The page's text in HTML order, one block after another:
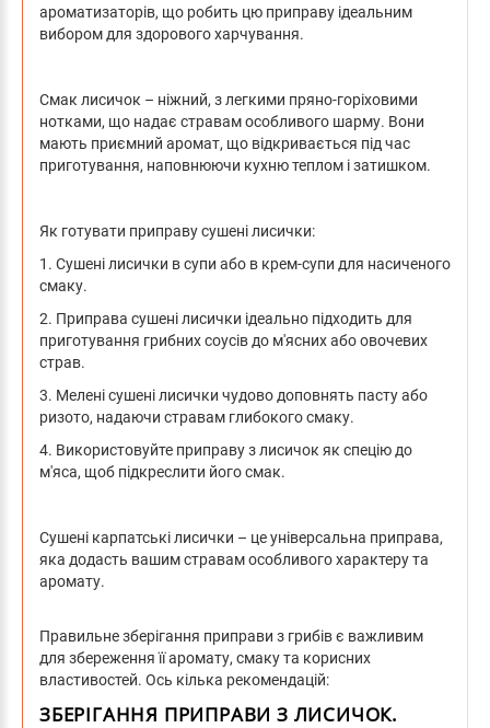
ароматизаторів, що робить цю приправу ідеальним
вибором для здорового харчування.
Смак лисичок – ніжний, з легкими пряно-горіховими
нотками, що надає стравам особливого шарму. Вони
мають приємний аромат, що відкривається під час
приготування, наповнюючи кухню теплом і затишком.
Як готувати приправу сушені лисички:
1. Сушені лисички в супи або в крем-супи для насиченого
смаку.
2. Приправа сушені лисички ідеально підходить для
приготування грибних соусів до м'ясних або овочевих
страв.
3. Мелені сушені лисички чудово доповнять пасту або
ризото, надаючи стравам глибокого смаку.
4. Використовуйте приправу з лисичок як спецію до
м'яса, щоб підкреслити його смак.
Сушені карпатські лисички – це універсальна приправа,
яка додасть вашим стравам особливого характеру та
аромату.
Правильне зберігання приправи з грибів є важливим
для збереження її аромату, смаку та корисних
властивостей. Ось кілька рекомендацій:
ЗБЕРІГАННЯ ПРИПРАВИ З ЛИСИЧОК.